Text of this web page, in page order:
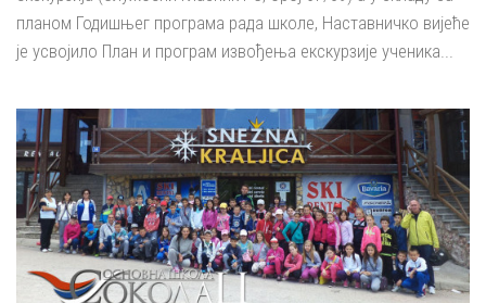
планом Годишњег програма рада школе, Наставничко вијеће
је усвојило План и програм извођења екскурзије ученика...